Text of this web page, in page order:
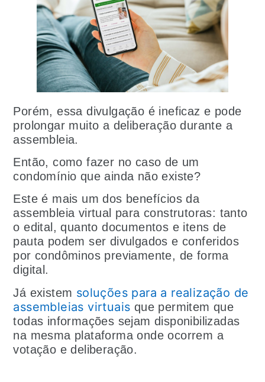
Porém, essa divulgação é ineficaz e pode
prolongar muito a deliberação durante a
assembleia.
Então, como fazer no caso de um
condomínio que ainda não existe?
Este é mais um dos benefícios da
assembleia virtual para construtoras: tanto
o edital, quanto documentos e itens de
pauta podem ser divulgados e conferidos
por condôminos previamente, de forma
digital.
Já existem soluções para a realização de
assembleias virtuais que permitem que
todas informações sejam disponibilizadas
na mesma plataforma onde ocorrem a
votação e deliberação.